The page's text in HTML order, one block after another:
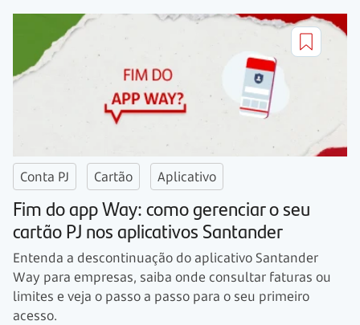
Conta PJ Cartão Aplicativo
Fim do app Way: como gerenciar o seu
cartão PJ nos aplicativos Santander
Entenda a descontinuação do aplicativo Santander
Way para empresas, saiba onde consultar faturas ou
limites e veja o passo a passo para o seu primeiro
acesso.